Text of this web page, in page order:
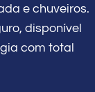
e chuveiros.
disponível
com total